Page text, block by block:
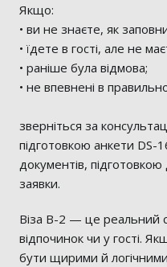
Якщо:
• ви не знаєте, як
• їдете в гості, але не
• раніше була відмова;
• не впевнені в
зверніться за
підготовкою анкети
документів,
заявки.
Віза B-2 — це реальний
відпочинок чи у гості.
бути щирими й